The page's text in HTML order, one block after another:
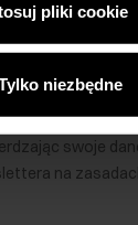
mogą
ich usług.
pliki cookie
niezbędne
Zapisz się
swoje
na